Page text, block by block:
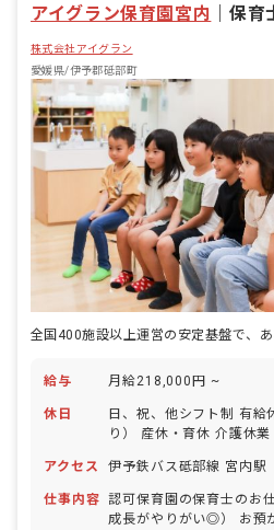
アイグラン保育園宮内 ｜保育
株式会社アイグラン
愛媛県/伊予郡砥部町
給与 月給218,000円 ~
休日
日、祝、他シフト制 有給
り） 産休・育休 介護休業
能性有
アクセス 伊予鉄バス砥部線 宮内駅
仕事内容 認可保育園の保育士のお
成長がやりがい◎） お預